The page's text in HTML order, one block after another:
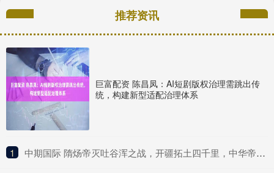
推荐资讯
巨富配资 陈昌凤：AI短剧版权治理需跳出传
统，构建新型适配治理体系
1 ​中期国际 隋炀帝灭吐谷浑之战，开疆拓土四千里，中华帝国重返西域